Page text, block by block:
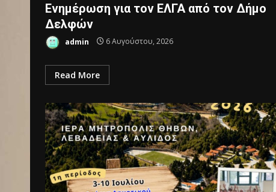
Ενημέρωση για τον ΕΛΓΑ από τον Δήμο
Δελφών
admin 6 Αυγούστου, 2026
Read More